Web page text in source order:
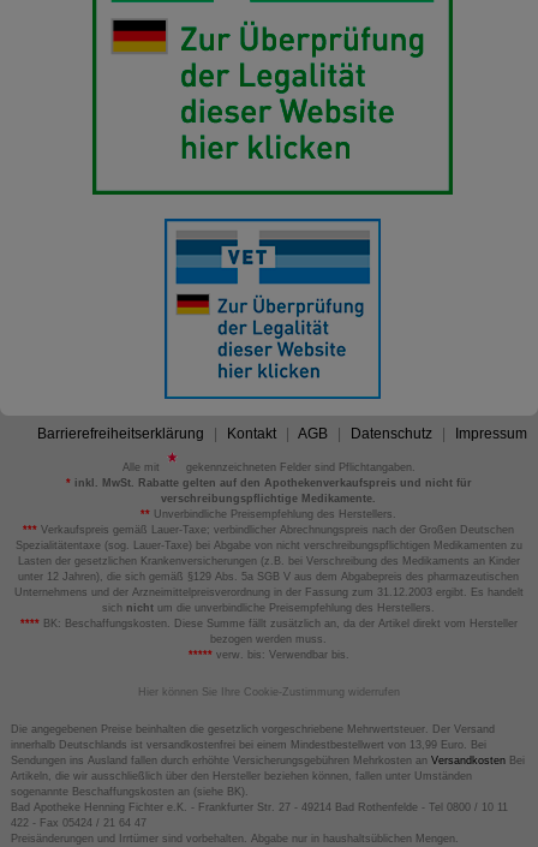
Barrierefreiheitserklärung Kontakt AGB Datenschutz Impressum
Alle mit
gekennzeichneten Felder sind Pflichtangaben.
*inkl. MwSt. Rabatte gelten auf den Apothekenverkaufspreis und nicht für
verschreibungspflichtige Medikamente.
** Unverbindliche Preisempfehlung des Herstellers.
*** Verkaufspreis gemäß Lauer-Taxe; verbindlicher Abrechnungspreis nach der Großen Deutschen
Spezialitätentaxe (sog. Lauer-Taxe) bei Abgabe von nicht verschreibungspflichtigen Medikamenten zu
Lasten der gesetzlichen Krankenversicherungen (z.B. bei Verschreibung des Medikaments an Kinder
unter 12 Jahren), die sich gemäß §129 Abs. 5a SGB V aus dem Abgabepreis des pharmazeutischen
Unternehmens und der Arzneimittelpreisverordnung in der Fassung zum 31.12.2003 ergibt. Es handelt
sich nicht um die unverbindliche Preisempfehlung des Herstellers.
****BK: Beschaffungskosten. Diese Summe fällt zusätzlich an, da der Artikel direkt vom Hersteller
bezogen werden muss.
*****verw. bis: Verwendbar bis.
Hier können Sie Ihre Cookie-Zustimmung widerrufen
Die angegebenen Preise beinhalten die gesetzlich vorgeschriebene Mehrwertsteuer. Der Versand
innerhalb Deutschlands ist versandkostenfrei bei einem Mindestbestellwert von 13,99 Euro. Bei
Sendungen ins Ausland fallen durch erhöhte Versicherungsgebühren Mehrkosten an VersandkostenBei
Artikeln, die wir ausschließlich über den Hersteller beziehen können, fallen unter Umständen
sogenannte Beschaffungskosten an (siehe BK).
Bad Apotheke Henning Fichter e.K. - Frankfurter Str. 27 - 49214 Bad Rothenfelde - Tel 0800 / 10 11
422 - Fax 05424 / 21 64 47
Preisänderungen und Irrtümer sind vorbehalten. Abgabe nur in haushaltsüblichen Mengen.